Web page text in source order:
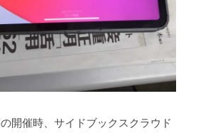
開催時、サイドブックスクラウド